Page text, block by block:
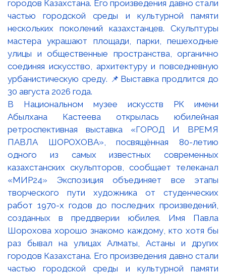
В Национальном музее искусств РК имени
Абылхана Кастеева открылась юбилейная
ретроспективная выставка «ГОРОД И ВРЕМЯ
ПАВЛА ШОРОХОВА», посвящённая 80-летию
одного из самых известных современных
казахстанских скульпторов, сообщает телеканал
«МИР24» Экспозиция объединяет все этапы
творческого пути художника от студенческих
работ 1970-х годов до последних произведений,
созданных в преддверии юбилея. Имя Павла
Шорохова хорошо знакомо каждому, кто хотя бы
раз бывал на улицах Алматы, Астаны и других
городов Казахстана. Его произведения давно стали
частью городской среды и культурной памяти